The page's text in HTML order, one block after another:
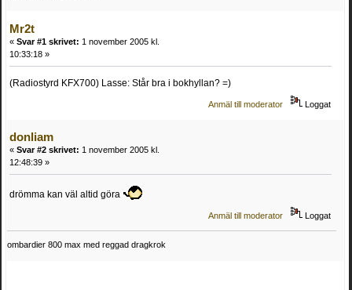
Mr2t
« Svar #1 skrivet: 1 november 2005 kl.
10:33:18 »
(Radiostyrd KFX700) Lasse: Står bra i bokhyllan? =)
Anmäl till moderator Loggat
donliam
« Svar #2 skrivet: 1 november 2005 kl.
12:48:39 »
drömma kan väl altid göra
Anmäl till moderator Loggat
ombardier 800 max med reggad dragkrok